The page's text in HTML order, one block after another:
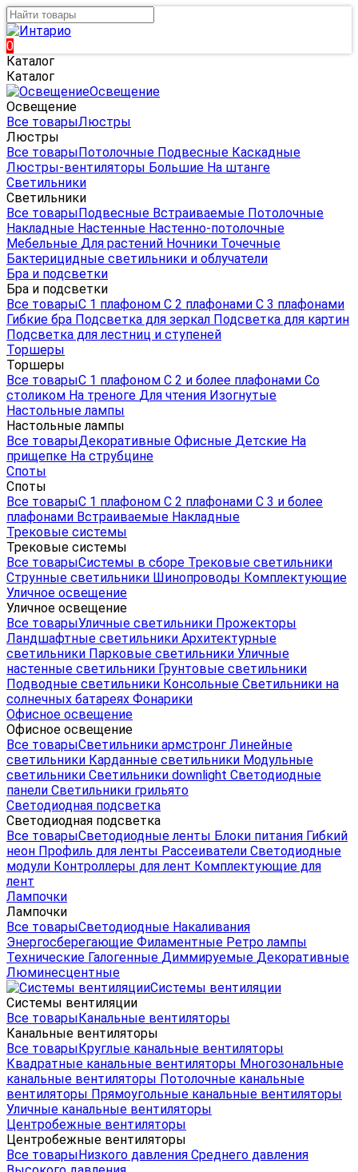
0
Каталог
Каталог
Освещение
Освещение
Все товарыЛюстры
Люстры
Все товарыПотолочные Подвесные Каскадные
Люстры-вентиляторы Большие На штанге
Светильники
Светильники
Все товарыПодвесные Встраиваемые Потолочные
Накладные Настенные Настенно-потолочные
Мебельные Для растений Ночники Точечные
Бактерицидные светильники и облучатели
Бра и подсветки
Бра и подсветки
Все товарыС 1 плафоном С 2 плафонами С 3 плафонами
Гибкие бра Подсветка для зеркал Подсветка для картин
Подсветка для лестниц и ступеней
Торшеры
Торшеры
Все товарыС 1 плафоном С 2 и более плафонами Со
столиком На треноге Для чтения Изогнутые
Настольные лампы
Настольные лампы
Все товарыДекоративные Офисные Детские На
прищепке На струбцине
Споты
Споты
Все товарыС 1 плафоном С 2 плафонами С 3 и более
плафонами Встраиваемые Накладные
Трековые системы
Трековые системы
Все товарыСистемы в сборе Трековые светильники
Струнные светильники Шинопроводы Комплектующие
Уличное освещение
Уличное освещение
Все товарыУличные светильники Прожекторы
Ландшафтные светильники Архитектурные
светильники Парковые светильники Уличные
настенные светильники Грунтовые светильники
Подводные светильники Консольные Светильники на
солнечных батареях Фонарики
Офисное освещение
Офисное освещение
Все товарыСветильники армстронг Линейные
светильники Карданные светильники Модульные
светильники Светильники downlight Светодиодные
панели Светильники грильято
Светодиодная подсветка
Светодиодная подсветка
Все товарыСветодиодные ленты Блоки питания Гибкий
неон Профиль для ленты Рассеиватели Светодиодные
модули Контроллеры для лент Комплектующие для
лент
Лампочки
Лампочки
Все товарыСветодиодные Накаливания
Энергосберегающие Филаментные Ретро лампы
Технические Галогенные Диммируемые Декоративные
Люминесцентные
Системы вентиляции
Системы вентиляции
Все товарыКанальные вентиляторы
Канальные вентиляторы
Все товарыКруглые канальные вентиляторы
Квадратные канальные вентиляторы Многозональные
канальные вентиляторы Потолочные канальные
вентиляторы Прямоугольные канальные вентиляторы
Уличные канальные вентиляторы
Центробежные вентиляторы
Центробежные вентиляторы
Все товарыНизкого давления Среднего давления